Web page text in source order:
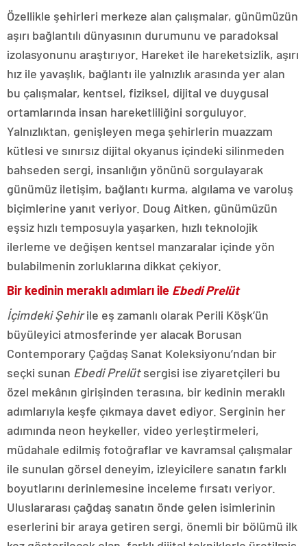
Özellikle şehirleri merkeze alan çalışmalar, günümüzün
aşırı bağlantılı dünyasının durumunu ve paradoksal
izolasyonunu araştırıyor. Hareket ile hareketsizlik, aşırı
hız ile yavaşlık, bağlantı ile yalnızlık arasında yer alan
bu çalışmalar, kentsel, fiziksel, dijital ve duygusal
ortamlarında insan hareketliliğini sorguluyor.
Yalnızlıktan, genişleyen mega şehirlerin muazzam
kütlesi ve sınırsız dijital okyanus içindeki silinmeden
bahseden sergi, insanlığın yönünü sorgulayarak
günümüz iletişim, bağlantı kurma, algılama ve varoluş
biçimlerine yanıt veriyor. Doug Aitken, günümüzün
eşsiz hızlı temposuyla yaşarken, hızlı teknolojik
ilerleme ve değişen kentsel manzaralar içinde yön
bulabilmenin zorluklarına dikkat çekiyor.
Bir kedinin meraklı adımları ile EbediPrelüt
İçimdeki Şehirile eş zamanlı olarak Perili Köşk’ün
büyüleyici atmosferinde yer alacak Borusan
Contemporary Çağdaş Sanat Koleksiyonu’ndan bir
seçki sunan Ebedi Prelütsergisi ise ziyaretçileri bu
özel mekânın girişinden terasına, bir kedinin meraklı
adımlarıyla keşfe çıkmaya davet ediyor. Serginin her
adımında neon heykeller, video yerleştirmeleri,
müdahale edilmiş fotoğraflar ve kavramsal çalışmalar
ile sunulan görsel deneyim, izleyicilere sanatın farklı
boyutlarını derinlemesine inceleme fırsatı veriyor.
Uluslararası çağdaş sanatın önde gelen isimlerinin
eserlerini bir araya getiren sergi, önemli bir bölümü ilk